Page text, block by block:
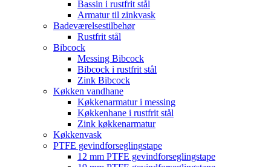
Bassin i rustfrit stål
Armatur til zinkvask
Badeværelsestilbehør
Rustfrit stål
Bibcock
Messing Bibcock
Bibcock i rustfrit stål
Zink Bibcock
Køkken vandhane
Køkkenarmatur i messing
Køkkenhane i rustfrit stål
Zink køkkenarmatur
Køkkenvask
PTFE gevindforseglingstape
12 mm PTFE gevindforseglingstape